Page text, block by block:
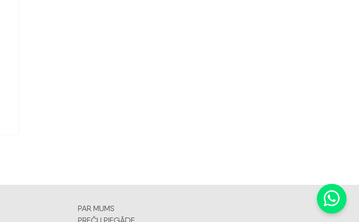
PAR MUMS